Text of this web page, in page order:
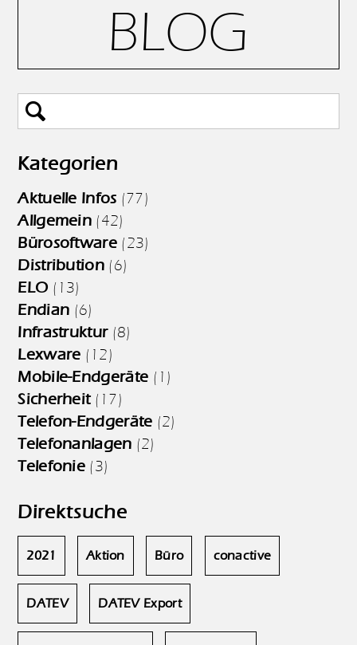
BLOG
Kategorien
Aktuelle Infos (77)
Allgemein (42)
Bürosoftware (23)
Distribution (6)
ELO (13)
Endian (6)
Infrastruktur(8)
Lexware (12)
Mobile-Endgeräte (1)
Sicherheit(17)
Telefon-Endgeräte (2)
Telefonanlagen (2)
Telefonie (3)
Direktsuche
2021 Aktion Büro conactive
DATEV DATEV Export